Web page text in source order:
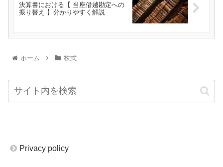
決算書における【 当座借越勘定への
振り替え 】分かりやすく解説
ホーム 株式
Privacy policy